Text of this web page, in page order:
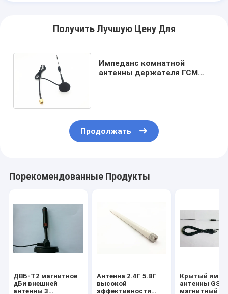
Получить Лучшую Цену Для
Импеданс комнатной
антенны держателя ГСМ
Продолжать
Порекомендованные Продукты
ДВБ-Т2 магнитное
дБи внешней
антенны 3
Антенна 2.4Г 5.8Г
высокой
эффективности
Крытый
антенны GSM
магнитный